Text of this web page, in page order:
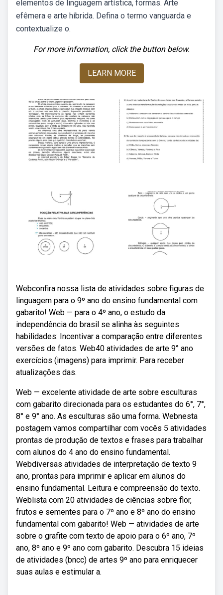
elementos de linguagem artística, formas. Arte
efêmera e arte híbrida. Defina o termo vanguarda e
contextualize o.
For more information, click the button below.
LEARN MORE
Webconfira nossa lista de atividades sobre figuras de
linguagem para o 9º ano do ensino fundamental com
gabarito! Web — para o 4º ano, o estudo da
independência do brasil se alinha às seguintes
habilidades: Incentivar a comparação entre diferentes
versões de fatos. Web40 atividades de arte 9° ano
exercícios (imagens) para imprimir. Para receber
atualizações das.
Web — excelente atividade de arte sobre esculturas
com gabarito direcionada para os estudantes do 6°, 7°,
8° e 9° ano. As esculturas são uma forma. Webnesta
postagem vamos compartilhar com vocês 5 atividades
prontas de produção de textos e frases para trabalhar
com alunos do 4 ano do ensino fundamental.
Webdiversas atividades de interpretação de texto 9
ano, prontas para imprimir e aplicar em alunos do
ensino fundamental. Leitura e compreensão do texto.
Weblista com 20 atividades de ciências sobre flor,
frutos e sementes para o 7º ano e 8º ano do ensino
fundamental com gabarito! Web — atividades de arte
sobre o grafite com texto de apoio para o 6º ano, 7º
ano, 8º ano e 9º ano com gabarito. Descubra 15 ideias
de atividades (bncc) de artes 9º ano para enriquecer
suas aulas e estimular a.